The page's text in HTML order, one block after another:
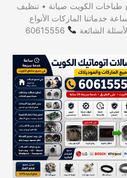
طباخات الكويت صيانة • تنظيف
قطع غيار أصلية — 24 ساعة خدماتنا الماركات الأنواع
الشائعة
60615556